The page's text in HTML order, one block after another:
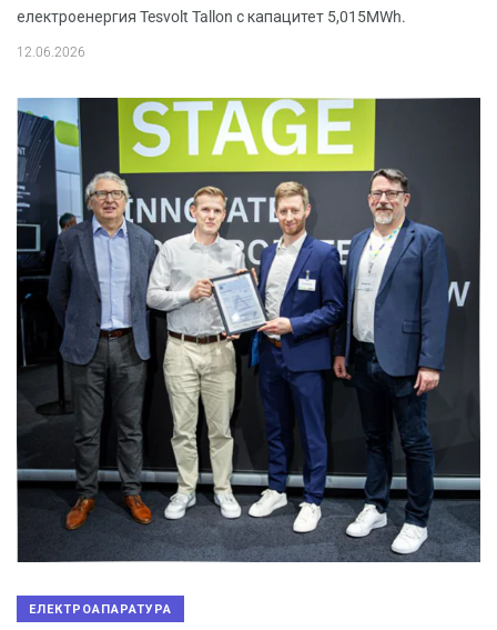
електроенергия Tesvolt Tallon с капацитет 5,015MWh.
12.06.2026
ЕЛЕКТРОАПАРАТУРА